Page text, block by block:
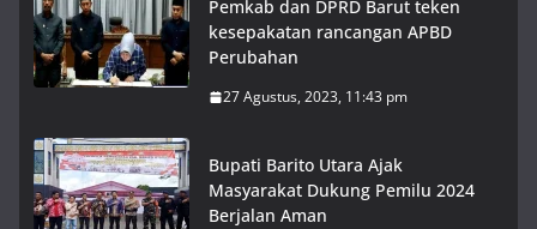
Pemkab dan DPRD Barut teken
kesepakatan rancangan APBD
Perubahan
27 Agustus, 2023, 11:43 pm
Bupati Barito Utara Ajak
Masyarakat Dukung Pemilu 2024
Berjalan Aman